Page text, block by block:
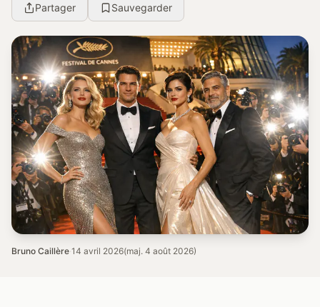
Partager Sauvegarder
Bruno Caillère·14 avril 2026(maj. 4 août 2026)